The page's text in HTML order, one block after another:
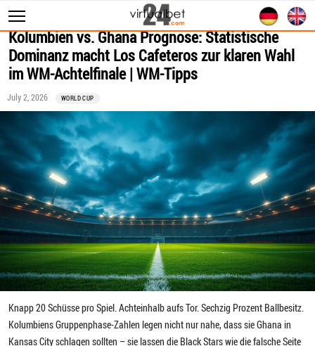
Sportwetten
WM 2026
Livescore
Statistiken
Kolumbien vs. Ghana Prognose: Statistische
Dominanz macht Los Cafeteros zur klaren Wahl
im WM-Achtelfinale | WM-Tipps
July 2, 2026 WORLD CUP
Knapp 20 Schüsse pro Spiel. Achteinhalb aufs Tor. Sechzig Prozent Ballbesitz.
Kolumbiens Gruppenphase-Zahlen legen nicht nur nahe, dass sie Ghana in
Kansas City schlagen sollten – sie lassen die Black Stars wie die falsche Seite